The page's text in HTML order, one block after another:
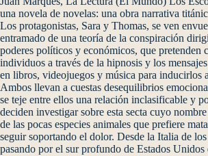
una novela de novelas: una obra narrativa
Los protagonistas, Sara y Thomas, se ven
entramado de una teoría de la conspiración
poderes políticos y económicos, que pretenden
individuos a través de la hipnosis y los
en libros, videojuegos y música para inducirlos
Ambos llevan a cuestas desequilibrios
se teje entre ellos una relación inclasificable y
deciden investigar sobre esta secta cuyo
de las pocas especies animales que prefiere
seguir soportando el dolor. Desde la Italia de
pasando por el sur profundo de Estados Unidos